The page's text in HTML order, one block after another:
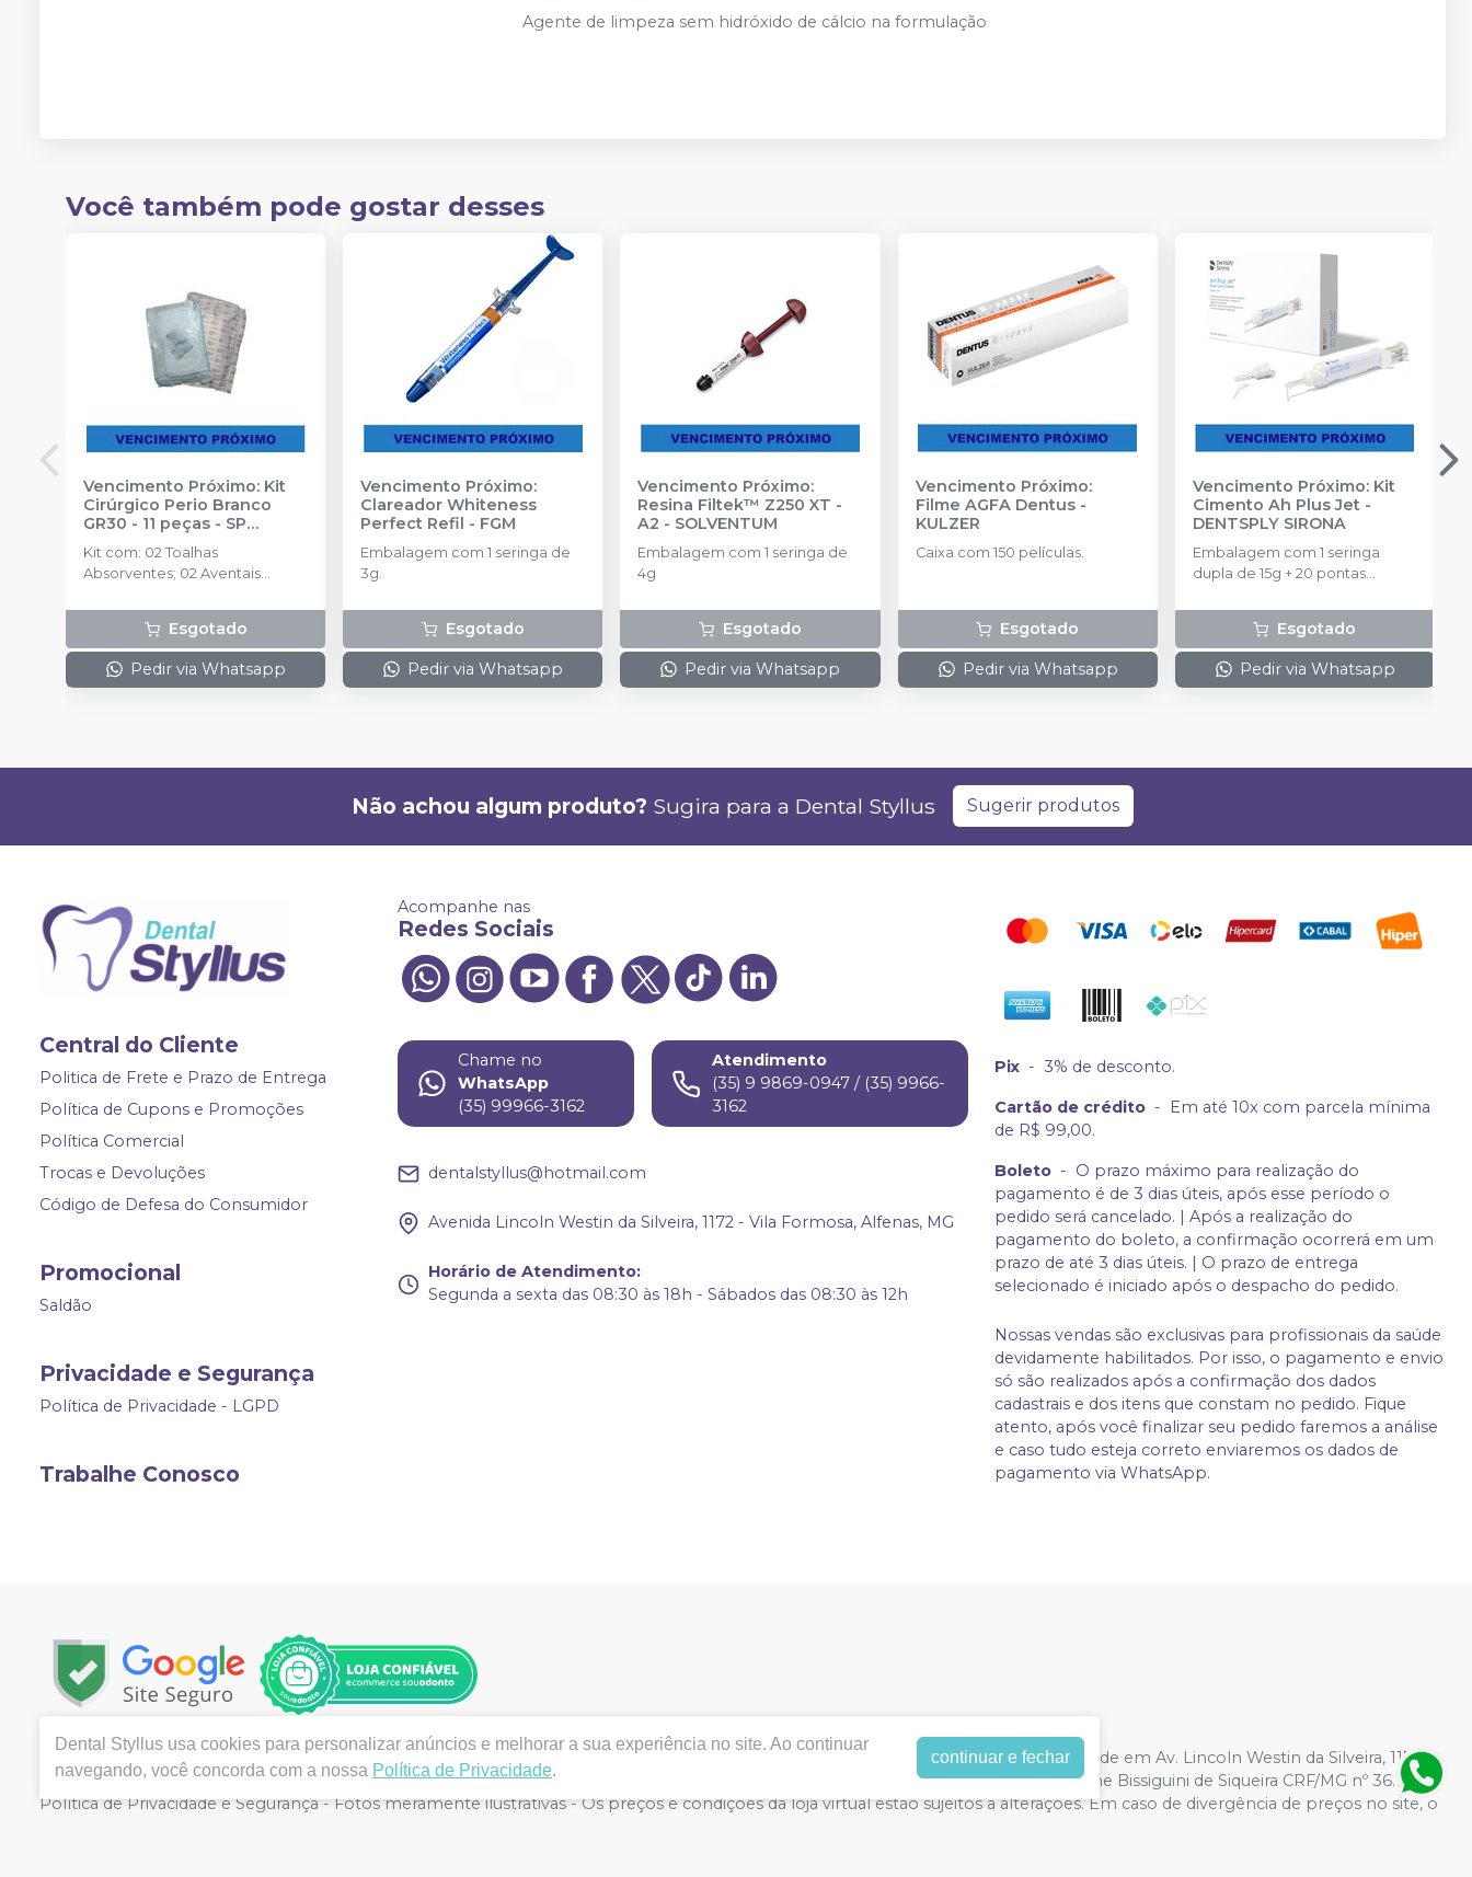
Agente de limpeza sem hidróxido de cálcio na formulação
Você também pode gostar desses
Vencimento Próximo: Kit
Cirúrgico Perio Branco
GR30 - 11 peças - SP
Kit com: 02 Toalhas
Absorventes; 02 Aventais
(0,70x0.90m); 01 Campo de
Mesa Impermeável - ( 0,70 x
0,90m ); 02 Capas de
Mangueira; 02 Capas de
Esgotado
Pedir via Whatsapp
Vencimento Próximo:
Clareador Whiteness
Perfect Refil - FGM
Embalagem com 1 seringa de
3g.
Esgotado
Pedir via Whatsapp
Vencimento Próximo:
Resina Filtek™ Z250 XT -
A2 - SOLVENTUM
Embalagem com 1 seringa de
4g
Esgotado
Pedir via Whatsapp
Vencimento Próximo:
Filme AGFA Dentus-
KULZER
Caixa com 150 películas.
Esgotado
Pedir via Whatsapp
Vencimento Próximo: Kit
Cimento Ah Plus Jet -
DENTSPLY SIRONA
Embalagem com 1 seringa
dupla de 15g + 20 pontas
Esgotado
Pedir via Whatsapp
Não achou algum produto? Sugira para a Dental Styllus Sugerir produtos
Central do Cliente
Politica de Frete e Prazo de Entrega
Política de Cupons e Promoções
Política Comercial
Trocas e Devoluções
Código de Defesa do Consumidor
Promocional
Saldão
Privacidade e Segurança
Política de Privacidade - LGPD
Trabalhe Conosco
Acompanhe nas
Redes Sociais
Chame no
WhatsApp
(35) 99966-3162
Atendimento
(35) 9 9869-0947 / (35) 9966-
3162
dentalstyllus@hotmail.com
Avenida Lincoln Westin da Silveira, 1172 - Vila Formosa, Alfenas, MG
Horário de Atendimento:
Segunda a sexta das 08:30 às 18h - Sábados das 08:30 às 12h
Pix - 3% de desconto.
Cartão de crédito -
Em até 10x com parcela mínima
de R$ 99,00.
Boleto - O prazo máximo para realização do
pagamento é de 3 dias úteis, após esse período o
pedido será cancelado. | Após a realização do
pagamento do boleto, a confirmação ocorrerá em um
prazo de até 3 dias úteis. | O prazo de entrega
selecionado é iniciado após o despacho do pedido.
Nossas vendas são exclusivas para profissionais da saúde
devidamente habilitados. Por isso, o pagamento e envio
só são realizados após a confirmação dos dados
cadastrais e dos itens que constam no pedido. Fique
atento, após você finalizar seu pedido faremos a análise
e caso tudo esteja correto enviaremos os dados de
pagamento via WhatsApp.
Copyright © 2023 | Todos os direitos reservados | www.dentalstyllus.com.br | 19.993.128/0001-21| Sede em Av. Lincoln Westin da Silveira, 1172,
Vila Formosa - Alfenas, MG | Autorizações de Funcionamento ANVISA - Medicamentos: 1.16.680-3 - Farmacêutico responsável: Caroline Bissiguini de Siqueira CRF/MG nº 36.740 |
Política de Privacidade e Segurança - Fotos meramente ilustrativas - Os preços e condições da loja virtual estão sujeitos a alterações. Em caso de divergência de preços no site, o
Dental Styllus usa cookies para personalizar anúncios e melhorar a sua experiência no site. Ao continuar
navegando, você concorda com a nossa Política de Privacidade.
continuar e fechar